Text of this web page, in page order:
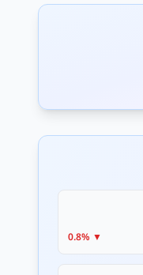
▼ 0.8%